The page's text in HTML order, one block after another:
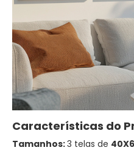
Características do
Tamanhos:3 telas de